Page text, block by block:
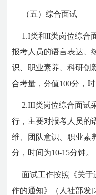
（五）综合面试
1.I类和II类岗位综合
报考人员的语言表达、
识、职业素养、科研创
合考量，分值100分，时
2.III类岗位综合面试
行，主要对报考人员的
维、团队意识、职业素
分，时间为10-15分钟。
面试工作按照《关于
作的通知》（人社部发